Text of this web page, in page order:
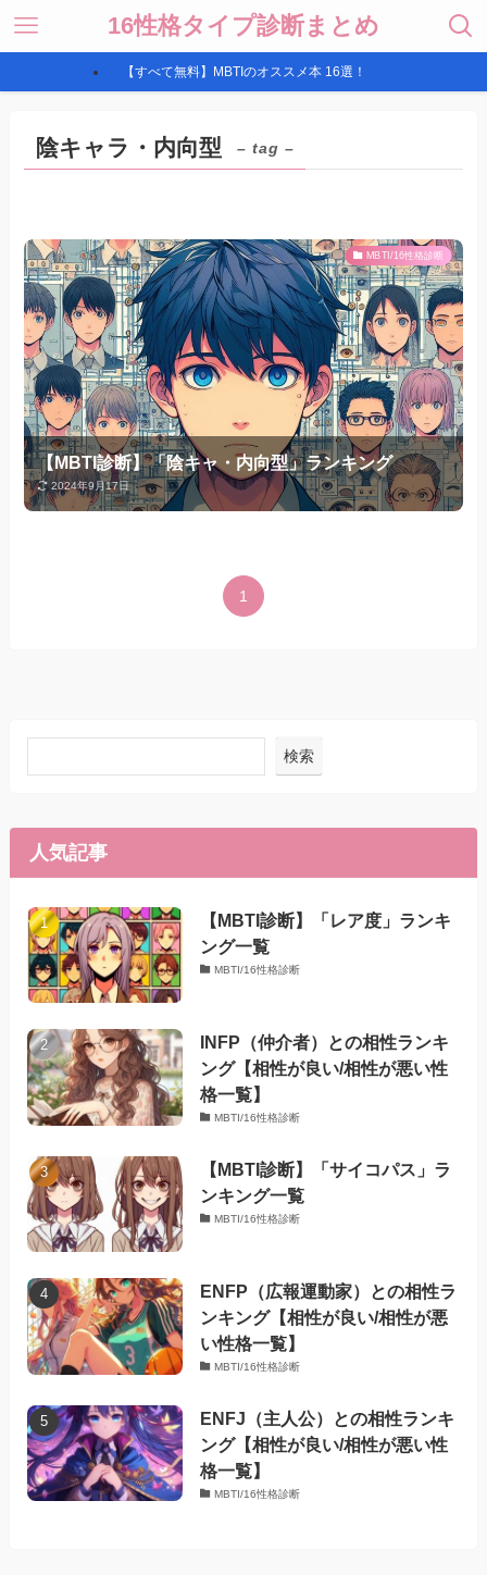
16性格タイプ診断まとめ
【すべて無料】MBTIのオススメ本 16選！
陰キャラ・内向型 – tag –
MBTI/16性格診断
【MBTI診断】「陰キャ・内向型」ランキング
2024年9月17日
1
検索
人気記事
【MBTI診断】「レア度」ランキ
ング一覧
MBTI/16性格診断
INFP（仲介者）との相性ランキ
ング【相性が良い/相性が悪い性
格一覧】
MBTI/16性格診断
【MBTI診断】「サイコパス」ラ
ンキング一覧
MBTI/16性格診断
ENFP（広報運動家）との相性ラ
ンキング【相性が良い/相性が悪
い性格一覧】
MBTI/16性格診断
ENFJ（主人公）との相性ランキ
ング【相性が良い/相性が悪い性
格一覧】
MBTI/16性格診断